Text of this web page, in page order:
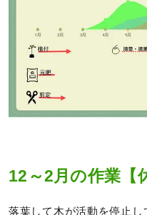
12～2月の作業【
落葉して木が活動を停止し